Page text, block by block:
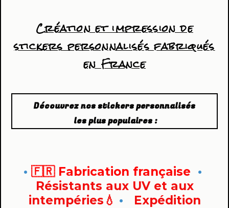
Création et impression de
stickers personnalisés fabriqués
en France
Découvrez nos stickers personnalisés
les plus populaires :
• 🇫🇷 Fabrication française •
Résistants aux UV et aux
intempéries💧 • Expédition